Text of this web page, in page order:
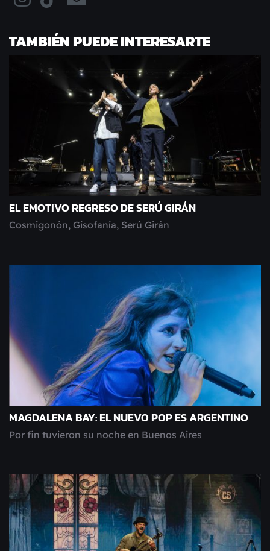
TAMBIÉN PUEDE INTERESARTE
EL EMOTIVO REGRESO DE SERÚ GIRÁN
Cosmigonón, Gisofanía, Serú Girán
MAGDALENA BAY: EL NUEVO POP ES ARGENTINO
Por fin tuvieron su noche en Buenos Aires